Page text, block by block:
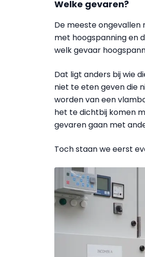
Welke gevaren?
De meeste ongevallen
met hoogspanning en
welk gevaar
Dat ligt anders bij wie
niet te eten geven die
worden van een
het te dichtbij komen
gevaren gaan met
Toch staan we eerst